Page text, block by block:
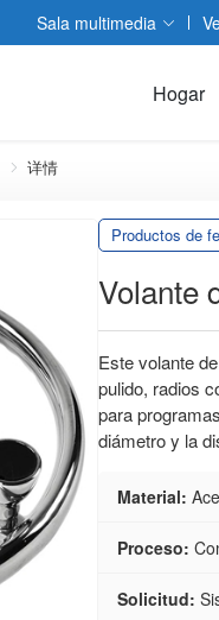
Sala multimedia
Hogar
详情
Productos de
Volante
Este volante
pulido, radios
para
diámetro y la
Material:
Proceso:
Solicitud: